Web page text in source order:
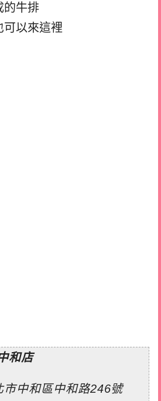
的牛排
可以來這裡
和店
市中和區中和路246號